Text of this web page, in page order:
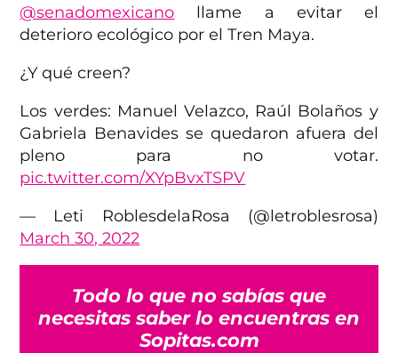
@senadomexicano llame a evitar el
deterioro ecológico por el Tren Maya.
¿Y qué creen?
Los verdes: Manuel Velazco, Raúl Bolaños y
Gabriela Benavides se quedaron afuera del
pleno para no votar.
pic.twitter.com/XYpBvxTSPV
— Leti RoblesdelaRosa (@letroblesrosa)
March 30, 2022
Todo lo que no sabías que
necesitas saber lo encuentras en
Sopitas.com